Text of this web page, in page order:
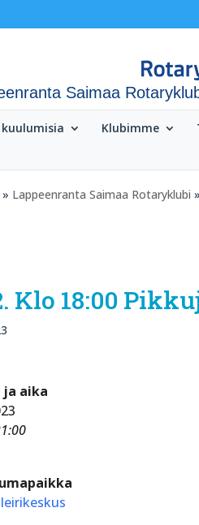
Saimaa
Klubimme
» Lappeenranta Saimaa Rotaryklubi
Klo 18:00
ja aika